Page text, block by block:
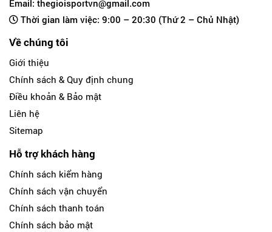
Email: thegioisportvn@gmail.com
Thời gian làm việc: 9:00 – 20:30 (Thứ 2 – Chủ Nhật)
Về chúng tôi
Giới thiệu
Chính sách & Quy định chung
Điều khoản & Bảo mật
Liên hệ
Sitemap
Hỗ trợ khách hàng
Chính sách kiểm hàng
Chính sách vận chuyển
Chính sách thanh toán
Chính sách bảo mật